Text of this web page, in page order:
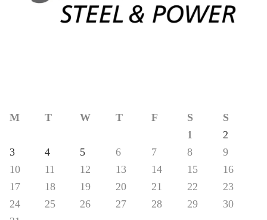
M T W T F S
S
1
2
3
4 5 6 7 8
9
10
11 12 13 14 15
16
17
18 19 20 21 22
23
24
25 26 27 28 29
30